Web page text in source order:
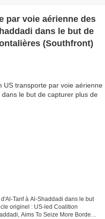
par voie aérienne des
dans le but de
(Southfront)
Tanf à Al-Shaddadi dans le but
originel : US-led Coalition
Aims To Seize More Border